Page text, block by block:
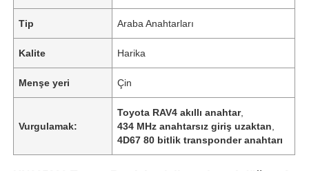
Tip Araba Anahtarları
Kalite Harika
Menşe yeri Çin
Vurgulamak:
Toyota RAV4 akıllı anahtar,
434 MHz anahtarsız giriş uzaktan
4D67 80 bitlik transponder anahtarı